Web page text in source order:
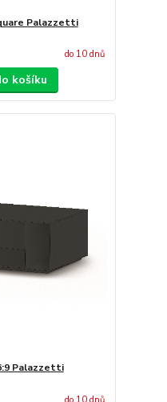
Palazzetti
do 10 dnů
košíku
Palazzetti
do 10 dnů